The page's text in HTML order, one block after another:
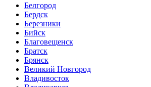
Белгород
Бердск
Березники
Бийск
Благовещенск
Братск
Брянск
Великий Новгород
Владивосток